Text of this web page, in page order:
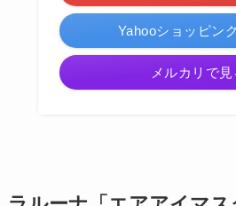
Yahooショッピン
メルカリで見